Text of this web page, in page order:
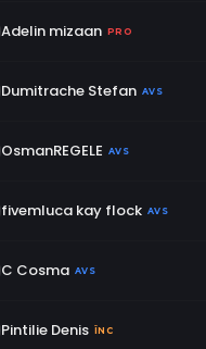
Adelin mizaan PRO
Dumitrache Stefan AVS
OsmanREGELE AVS
fivemluca kay flock AVS
C Cosma AVS
Pintilie Denis ÎNC